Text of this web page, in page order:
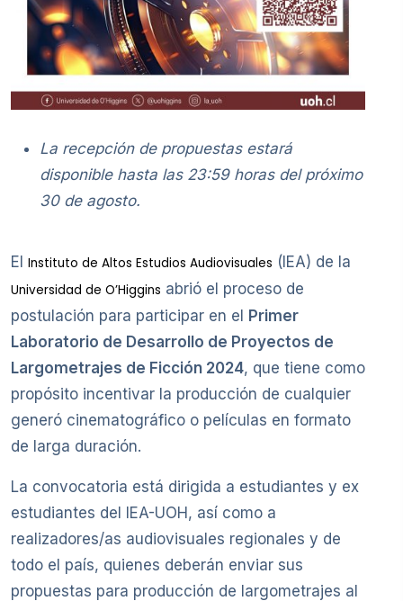
La recepción de propuestas estará
disponible hasta las 23:59 horas del próximo
30 de agosto.
El Instituto de Altos Estudios Audiovisuales (IEA) de la
Universidad de O’Higgins abrió el proceso de
postulación para participar en el Primer
Laboratorio de Desarrollo de Proyectos de
Largometrajes de Ficción 2024, que tiene como
propósito incentivar la producción de cualquier
generó cinematográfico o películas en formato
de larga duración.
La convocatoria está dirigida a estudiantes y ex
estudiantes del IEA-UOH, así como a
realizadores/as audiovisuales regionales y de
todo el país, quienes deberán enviar sus
propuestas para producción de largometrajes al